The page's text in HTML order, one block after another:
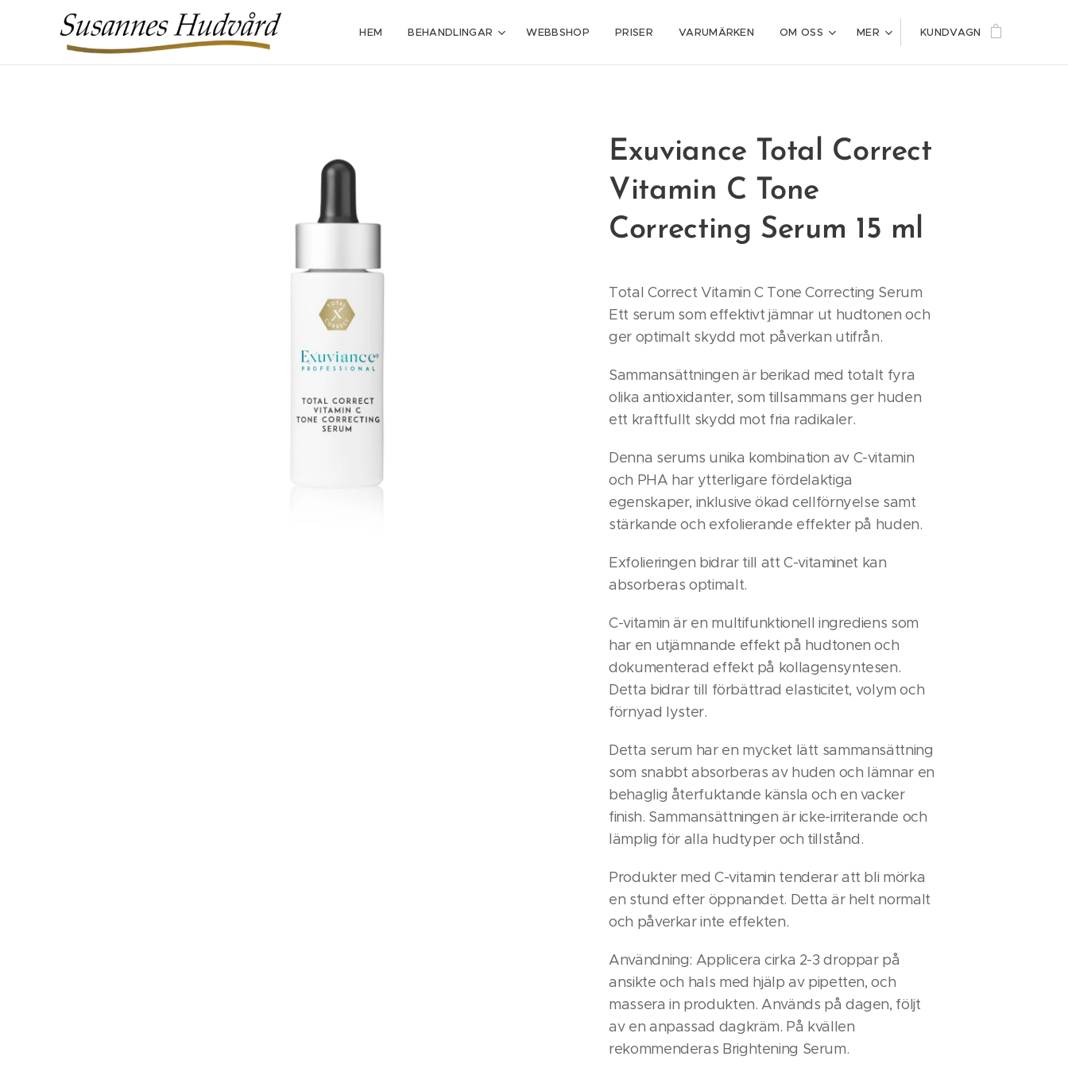
HEM BEHANDLINGAR WEBBSHOP PRISER VARUMÄRKEN OM OSS MER KUNDVAGN
Exuviance Total Correct
Vitamin C Tone
Correcting Serum 15 ml
Total Correct Vitamin C Tone Correcting Serum
Ett serum som effektivt jämnar ut hudtonen och
ger optimalt skydd mot påverkan utifrån.
Sammansättningen är berikad med totalt fyra
olika antioxidanter, som tillsammans ger huden
ett kraftfullt skydd mot fria radikaler.
Denna serums unika kombination av C-vitamin
och PHA har ytterligare fördelaktiga
egenskaper, inklusive ökad cellförnyelse samt
stärkande och exfolierande effekter på huden.
Exfolieringen bidrar till att C-vitaminet kan
absorberas optimalt.
C-vitamin är en multifunktionell ingrediens som
har en utjämnande effekt på hudtonen och
dokumenterad effekt på kollagensyntesen.
Detta bidrar till förbättrad elasticitet, volym och
förnyad lyster.
Detta serum har en mycket lätt sammansättning
som snabbt absorberas av huden och lämnar en
behaglig återfuktande känsla och en vacker
finish. Sammansättningen är icke-irriterande och
lämplig för alla hudtyper och tillstånd.
Produkter med C-vitamin tenderar att bli mörka
en stund efter öppnandet. Detta är helt normalt
och påverkar inte effekten.
Användning: Applicera cirka 2-3 droppar på
ansikte och hals med hjälp av pipetten, och
massera in produkten. Används på dagen, följt
av en anpassad dagkräm. På kvällen
rekommenderas Brightening Serum.